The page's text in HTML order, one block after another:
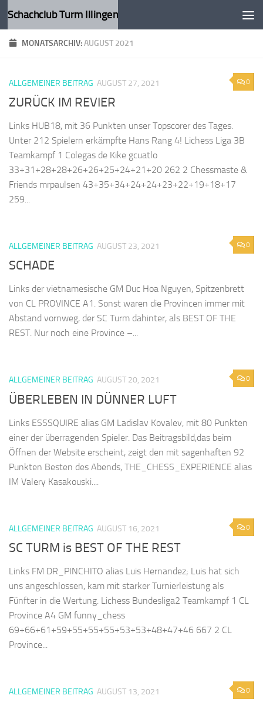
Zum Inhalt springen
Schachclub Turm Illingen
MONATSARCHIV:AUGUST 2021
0
ALLGEMEINER BEITRAG AUGUST 27, 2021
ZURÜCK IM REVIER
Links HUB18, mit 36 Punkten unser Topscorer des Tages.
Unter 212 Spielern erkämpfte Hans Rang 4! Lichess Liga 3B
Teamkampf 1 Colegas de Kike gcuatlo
33+31+28+28+26+26+25+24+21+20 262 2 Chessmaste &
Friends mrpaulsen 43+35+34+24+24+23+22+19+18+17
259...
0
ALLGEMEINER BEITRAG AUGUST 23, 2021
SCHADE
Links der vietnamesische GM Duc Hoa Nguyen, Spitzenbrett
von CL PROVINCE A1. Sonst waren die Provincen immer mit
Abstand vornweg, der SC Turm dahinter, als BEST OF THE
REST. Nur noch eine Province –...
0
ALLGEMEINER BEITRAG AUGUST 20, 2021
ÜBERLEBEN IN DÜNNER LUFT
Links ESSSQUIRE alias GM Ladislav Kovalev, mit 80 Punkten
einer der überragenden Spieler. Das Beitragsbild,das beim
Öffnen der Website erscheint, zeigt den mit sagenhaften 92
Punkten Besten des Abends, THE_CHESS_EXPERIENCE alias
IM Valery Kasakouski....
0
ALLGEMEINER BEITRAG AUGUST 16, 2021
SC TURM is BEST OF THE REST
Links FM DR_PINCHITO alias Luis Hernandez; Luis hat sich
uns angeschlossen, kam mit starker Turnierleistung als
Fünfter in die Wertung. Lichess Bundesliga2 Teamkampf 1 CL
Province A4 GM funny_chess
69+66+61+59+55+55+55+53+53+48+47+46 667 2 CL
Province...
0
ALLGEMEINER BEITRAG AUGUST 13, 2021